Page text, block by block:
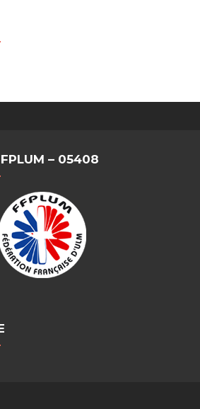
– 05408